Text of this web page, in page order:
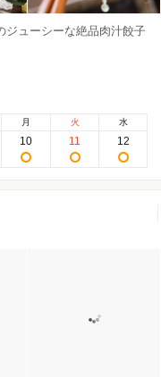
ジューシーな絶品肉汁餃子
月
10
火
11
水
12